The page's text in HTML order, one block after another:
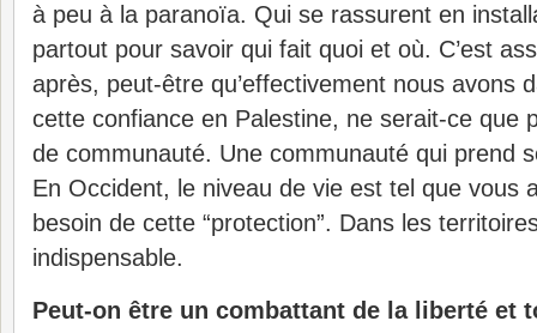
à peu à la paranoïa. Qui se rassurent en
partout pour savoir qui fait quoi et où. C’est
après, peut-être qu’effectivement nous avons
cette confiance en Palestine, ne serait-ce que
de communauté. Une communauté qui prend
En Occident, le niveau de vie est tel que vous
besoin de cette “protection”. Dans les
indispensable.
Peut-on être un combattant de la liberté et